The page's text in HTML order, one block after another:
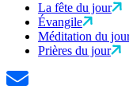
La fête du jour
Évangile
Méditation du
Prières du jour